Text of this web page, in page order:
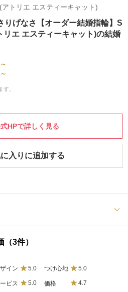
アトリエ エスティーキャット)
りげなさ【オーダー結婚指輪】S
エ エスティーキャット)の結婚
。
HPで詳しく見る
入りに追加する
3件）
イン 5.0 つけ心地 5.0
ビス 5.0 価格 4.7